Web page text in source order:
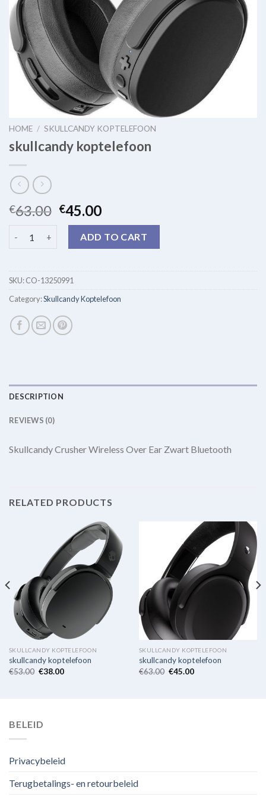
HOME / SKULLCANDY KOPTELEFOON
skullcandy koptelefoon
€63.00 €45.00
ADD TO CART
SKU:CO-13250991
Category:Skullcandy Koptelefoon
DESCRIPTION
REVIEWS (0)
Skullcandy Crusher Wireless Over Ear Zwart Bluetooth
RELATED PRODUCTS
SKULLCANDY KOPTELEFOON
skullcandy koptelefoon
€53.00 €38.00
SKULLCANDY KOPTELEFOON
skullcandy koptelefoon
€63.00 €45.00
BELEID
Privacybeleid
Terugbetalings- en retourbeleid